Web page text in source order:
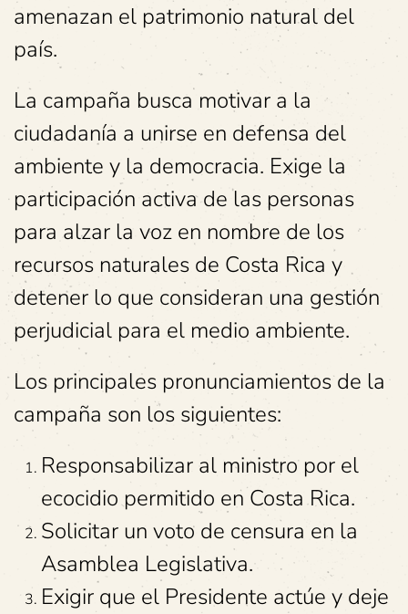
amenazan el patrimonio natural del
país.
La campaña busca motivar a la
ciudadanía a unirse en defensa del
ambiente y la democracia. Exige la
participación activa de las personas
para alzar la voz en nombre de los
recursos naturales de Costa Rica y
detener lo que consideran una gestión
perjudicial para el medio ambiente.
Los principales pronunciamientos de la
campaña son los siguientes:
Responsabilizar al ministro por el
ecocidio permitido en Costa Rica.
Solicitar un voto de censura en la
Asamblea Legislativa.
Exigir que el Presidente actúe y deje